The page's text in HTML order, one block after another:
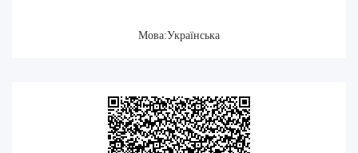
Мова:Українська